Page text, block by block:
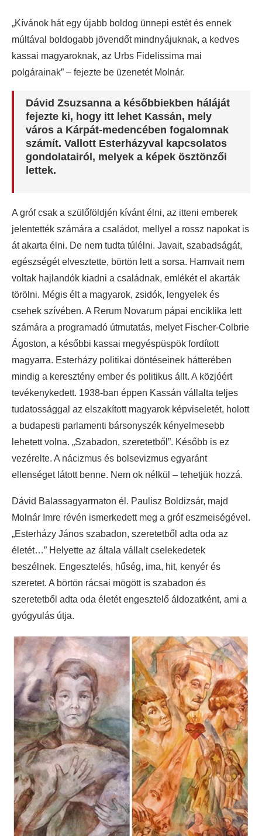
„Kívánok hát egy újabb boldog ünnepi estét és ennek
múltával boldogabb jövendőt mindnyájuknak, a kedves
kassai magyaroknak, az Urbs Fidelissima mai
polgárainak” – fejezte be üzenetét Molnár.
Dávid Zsuzsanna a későbbiekben háláját
fejezte ki, hogy itt lehet Kassán, mely
város a Kárpát-medencében fogalomnak
számít. Vallott Esterházyval kapcsolatos
gondolatairól, melyek a képek ösztönzői
lettek.
A gróf csak a szülőföldjén kívánt élni, az itteni emberek
jelentették számára a családot, mellyel a rossz napokat is
át akarta élni. De nem tudta túlélni. Javait, szabadságát,
egészségét elvesztette, börtön lett a sorsa. Hamvait nem
voltak hajlandók kiadni a családnak, emlékét el akarták
törölni. Mégis élt a magyarok, zsidók, lengyelek és
csehek szívében. A Rerum Novarum pápai enciklika lett
számára a programadó útmutatás, melyet Fischer-Colbrie
Ágoston, a későbbi kassai megyéspüspök fordított
magyarra. Esterházy politikai döntéseinek hátterében
mindig a keresztény ember és politikus állt. A közjóért
tevékenykedett. 1938-ban éppen Kassán vállalta teljes
tudatossággal az elszakított magyarok képviseletét, holott
a budapesti parlamenti bársonyszék kényelmesebb
lehetett volna. „Szabadon, szeretetből”. Később is ez
vezérelte. A nácizmus és bolsevizmus egyaránt
ellenséget látott benne. Nem ok nélkül – tehetjük hozzá.
Dávid Balassagyarmaton él. Paulisz Boldizsár, majd
Molnár Imre révén ismerkedett meg a gróf eszmeiségével.
„Esterházy János szabadon, szeretetből adta oda az
életét…” Helyette az általa vállalt cselekedetek
beszélnek. Engesztelés, hűség, ima, hit, kenyér és
szeretet. A börtön rácsai mögött is szabadon és
szeretetből adta oda életét engesztelő áldozatként, ami a
gyógyulás útja.